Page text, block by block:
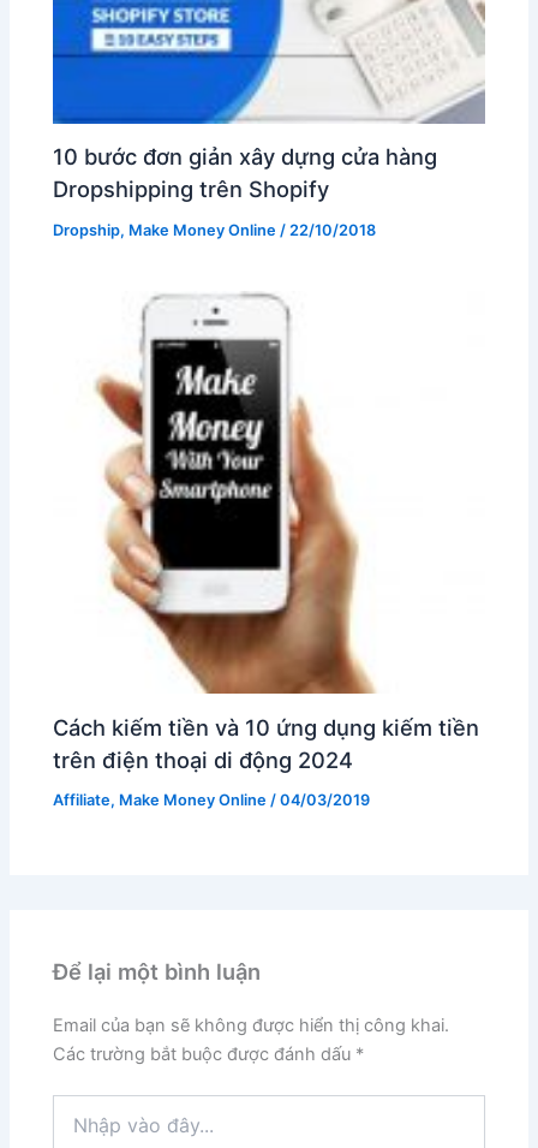
10 bước đơn giản xây dựng cửa hàng
Dropshipping trên Shopify
Dropship, Make Money Online /22/10/2018
Cách kiếm tiền và 10 ứng dụng kiếm tiền
trên điện thoại di động 2024
Affiliate, Make Money Online /04/03/2019
Để lại một bình luận
Email của bạn sẽ không được hiển thị công khai.
Các trường bắt buộc được đánh dấu *
vào